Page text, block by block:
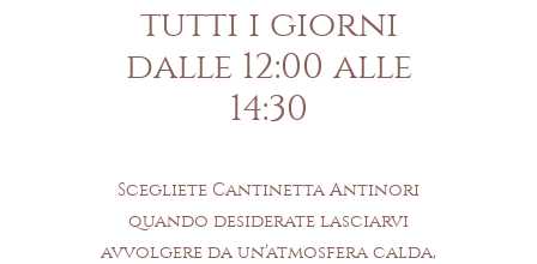
tutti i giorni
dalle 12:00 alle
14:30
Scegliete Cantinetta Antinori
quando desiderate lasciarvi
avvolgere da un’atmosfera calda,